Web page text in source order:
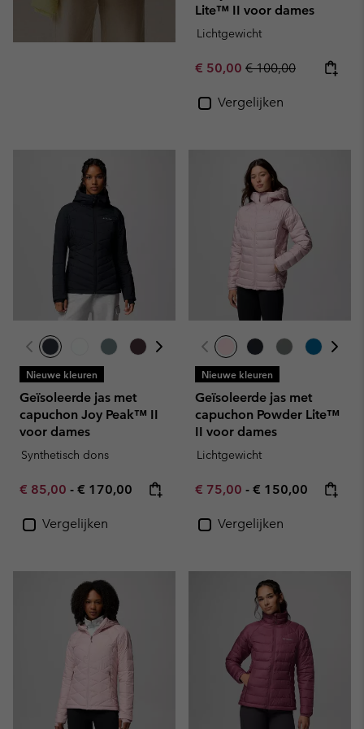
Lite™ II voor dames
Lichtgewicht
Sale price:
€ 50,00 Regular price:
€ 100,00
Vergelijken
Nieuwe kleuren
Geïsoleerde jas met
capuchon Joy Peak™ II
voor dames
Synthetisch dons
Minimum sale price:
€ 85,00 - Maximum price:
€ 170,00
Vergelijken
Nieuwe kleuren
Geïsoleerde jas met
capuchon Powder Lite™
II voor dames
Lichtgewicht
Minimum sale price:
€ 75,00 - Maximum price:
€ 150,00
Vergelijken